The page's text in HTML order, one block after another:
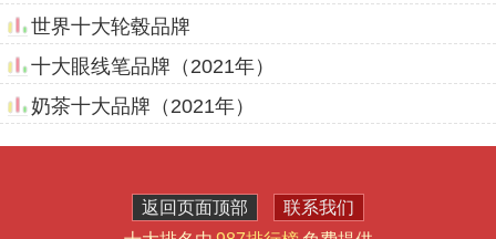
世界十大轮毂品牌
十大眼线笔品牌（2021年）
奶茶十大品牌（2021年）
返回页面顶部
联系我们